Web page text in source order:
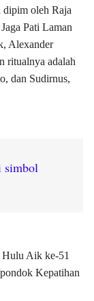
dipim oleh Raja
Pati Laman
Alexander
ritualnya adalah
dan Sudirnus,
simbol
Hulu Aik ke-51
Kepatihan